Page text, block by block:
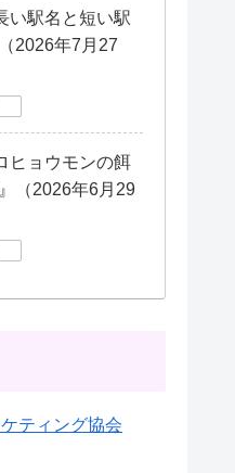
い駅名と短い駅
2026年7月27
ヒョウモンの餌
（2026年6月29
ティング協会